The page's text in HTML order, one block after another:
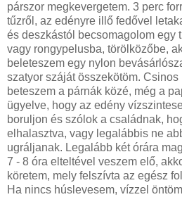
párszor megkevergetem. 3 perc
tűzről, az edényre illő fedővel
és deszkástól becsomagolom egy
vagy rongypelusba, törölközőbe,
beleteszem egy nylon
szatyor száját összekötöm.
beteszem a párnák közé, még a
ügyelve, hogy az edény
boruljon és szólok a családnak,
elhalasztva, vagy legalábbis ne
ugráljanak. Legalább két órára
7 - 8 óra elteltével veszem elő,
köretem, mely felszívta az egész
Ha nincs húslevesem, vízzel